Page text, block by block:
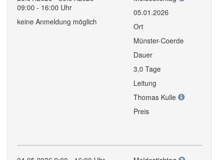
09:00 - 16:00 Uhr
keine Anmeldung möglich
05.01.2026
Ort
Münster-Coerde
Dauer
3,0 Tage
Leitung
Thomas Kulle
Preis